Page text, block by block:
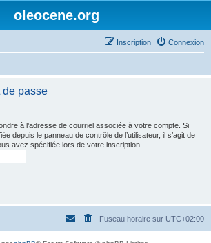
oleocene.org
Connexion
Inscription
de passe
à l’adresse de courriel associée à votre compte. Si
depuis le panneau de contrôle de l’utilisateur, il s’agit de
avez spécifiée lors de votre inscription.
Fuseau horaire sur UTC+02:00